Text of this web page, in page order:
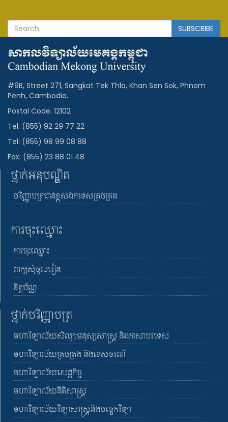
SUBSCRIBE
#9B, Street 271, Sangkat Tek Thla, Khan Sen Sok, Phnom
Penh, Cambodia.
Postal Code: 12102
Tel: (855) 92 29 77 22
Tel: (855) 98 99 08 88
Fax: (855) 23 88 01 48
ថ្នាក់អនុបណ្ឌិត
បរិញ្ញាបត្រជាន់ខ្ពស់ឯកទេសគ្រប់គ្រង
ការចុះឈ្មោះ
ការចុះឈ្មោះ
ពាក្យសុំចូលរៀន
ខិត្តប័ណ្ណ
ថ្នាក់បរិញ្ញាបត្រ
មហាវិទ្យាល័យសិល្បៈមនុស្សសាស្រ្ត និងភាសាបរទេស
មហាវិទ្យាល័យគ្រប់គ្រង និងទេសចរណ៍
មហាវិទ្យាល័យសេដ្ឋកិច្ច
មហាវិទ្យាល័យនីតិសាស្រ្ត
មហាវិទ្យាល័យវិទ្យាសាស្រ្តនិងបច្ចេកវិទ្យា